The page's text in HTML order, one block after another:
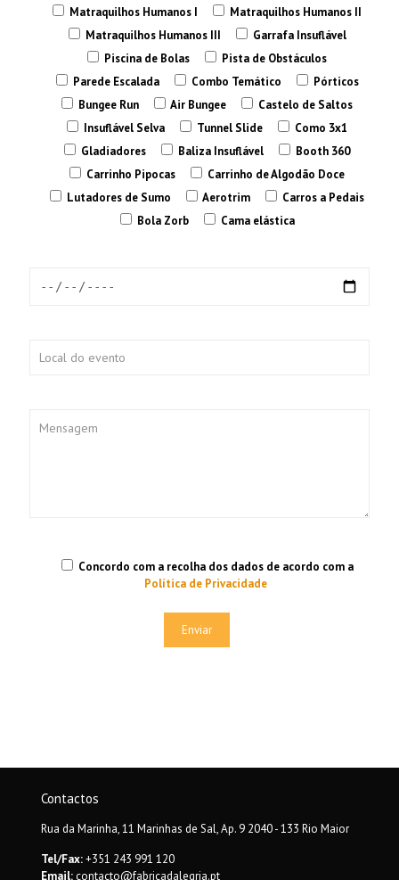
Matraquilhos Humanos I
Matraquilhos Humanos II
Matraquilhos Humanos III
Garrafa Insuflável
Piscina de Bolas
Pista de Obstáculos
Parede Escalada
Combo Temático
Pórticos
Bungee Run
Air Bungee
Castelo de Saltos
Insuflável Selva
Tunnel Slide
Como 3x1
Gladiadores
Baliza Insuflável
Booth 360
Carrinho Pipocas
Carrinho de Algodão Doce
Lutadores de Sumo
Aerotrim
Carros a Pedais
Bola Zorb
Cama elástica
Concordo com a recolha dos dados de acordo com a
Política de Privacidade
Contactos
Rua da Marinha, 11 Marinhas de Sal, Ap. 9 2040 - 133 Rio Maior
Tel/Fax:+351 243 991 120
Email:contacto@fabricadalegria.pt